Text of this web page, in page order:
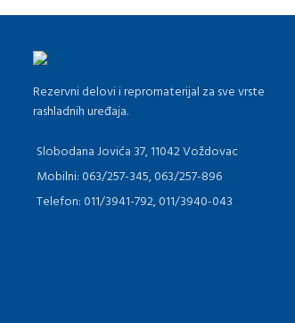
Rezervni delovi i repromaterijal za sve vrste
rashladnih uređaja.
Slobodana Jovića 37, 11042 Voždovac
Mobilni: 063/257-345, 063/257-896
Telefon: 011/3941-792, 011/3940-043